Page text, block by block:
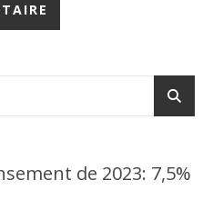
de 2023: 7,5%